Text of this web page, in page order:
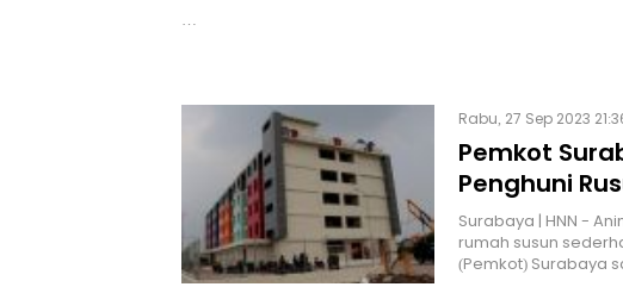
…
Rabu, 27 Sep 2023
Pemkot
Penghuni
Surabaya | HNN -
rumah susun
(Pemkot) Surabaya